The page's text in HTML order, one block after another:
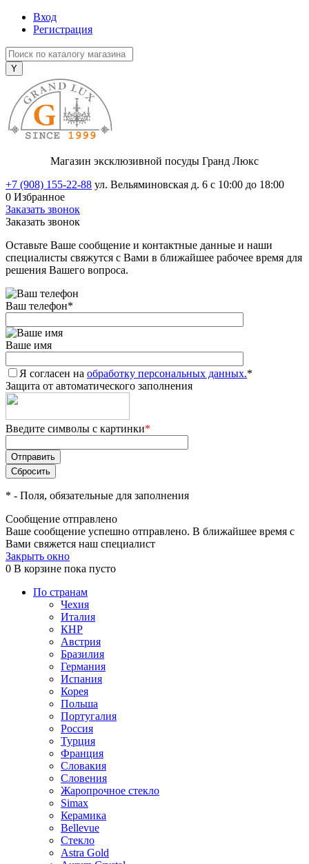
Вход
Регистрация
Магазин эксклюзивной посуды Гранд Люкс
+7 (908) 155-22-88 ул. Вельяминовская д. 6 с 10:00 до 18:00
0 Избранное
Заказать звонок
Заказать звонок
Оставьте Ваше сообщение и контактные данные и наши
специалисты свяжутся с Вами в ближайшее рабочее время для
решения Вашего вопроса.
Ваш телефон*
Ваше имя
Я согласен на обработку персональных данных.*
Защита от автоматического заполнения
Введите символы с картинки*
* - Поля, обязательные для заполнения
Сообщение отправлено
Ваше сообщение успешно отправлено. В ближайшее время с
Вами свяжется наш специалист
Закрыть окно
0 В корзине пока пусто
По странам
Чехия
Италия
КНР
Австрия
Бразилия
Германия
Испания
Корея
Польша
Португалия
Россия
Турция
Франция
Словакия
Словения
Жаропрочное стекло
Simax
Керамика
Bellevue
Стекло
Astra Gold